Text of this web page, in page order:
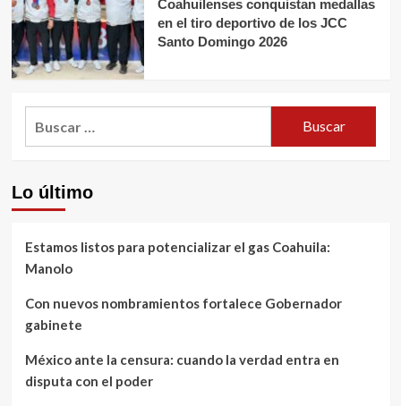
Coahuilenses conquistan medallas
en el tiro deportivo de los JCC
Santo Domingo 2026
Lo último
Estamos listos para potencializar el gas Coahuila:
Manolo
Con nuevos nombramientos fortalece Gobernador
gabinete
México ante la censura: cuando la verdad entra en
disputa con el poder